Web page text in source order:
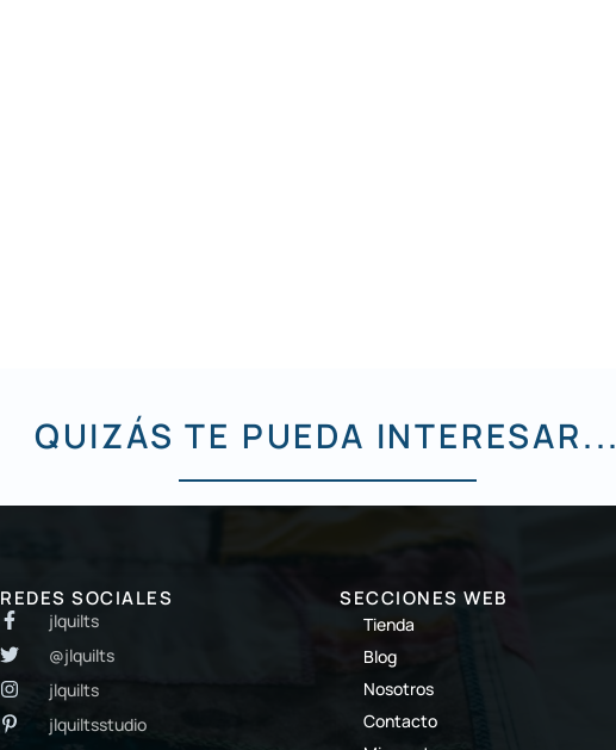
QUIZÁS TE PUEDA INTERESAR...
REDES SOCIALES
jlquilts
@jlquilts
jlquilts
jlquiltsstudio
SECCIONES WEB
Tienda
Blog
Nosotros
Contacto